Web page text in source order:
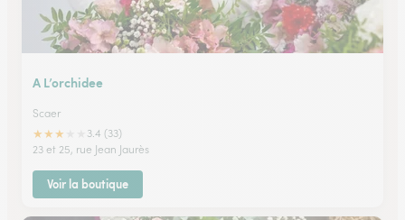
A L’orchidee
Scaer
★★★
3.4 (33)
23 et 25, rue Jean Jaurès
Voir la boutique